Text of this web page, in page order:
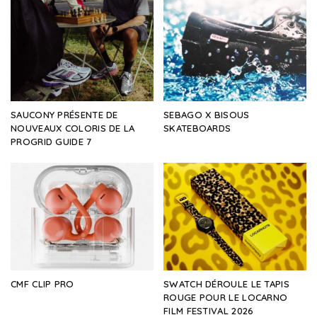
SAUCONY PRÉSENTE DE
NOUVEAUX COLORIS DE LA
PROGRID GUIDE 7
SEBAGO X BISOUS
SKATEBOARDS
CMF CLIP PRO
SWATCH DÉROULE LE TAPIS
ROUGE POUR LE LOCARNO
FILM FESTIVAL 2026